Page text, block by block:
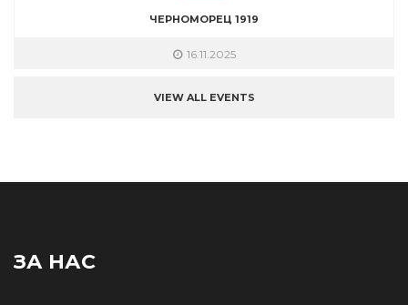
ЧЕРНОМОРЕЦ 1919
16.11.2025
VIEW ALL EVENTS
ЗА НАС